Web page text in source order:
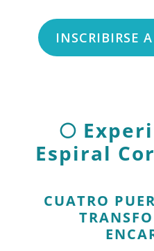
INSCRIBIRSE
🌕
Espiral
CUATRO